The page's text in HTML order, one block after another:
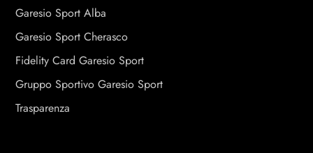
Garesio Sport Alba
Garesio Sport Cherasco
Fidelity Card Garesio Sport
Gruppo Sportivo Garesio Sport
Trasparenza